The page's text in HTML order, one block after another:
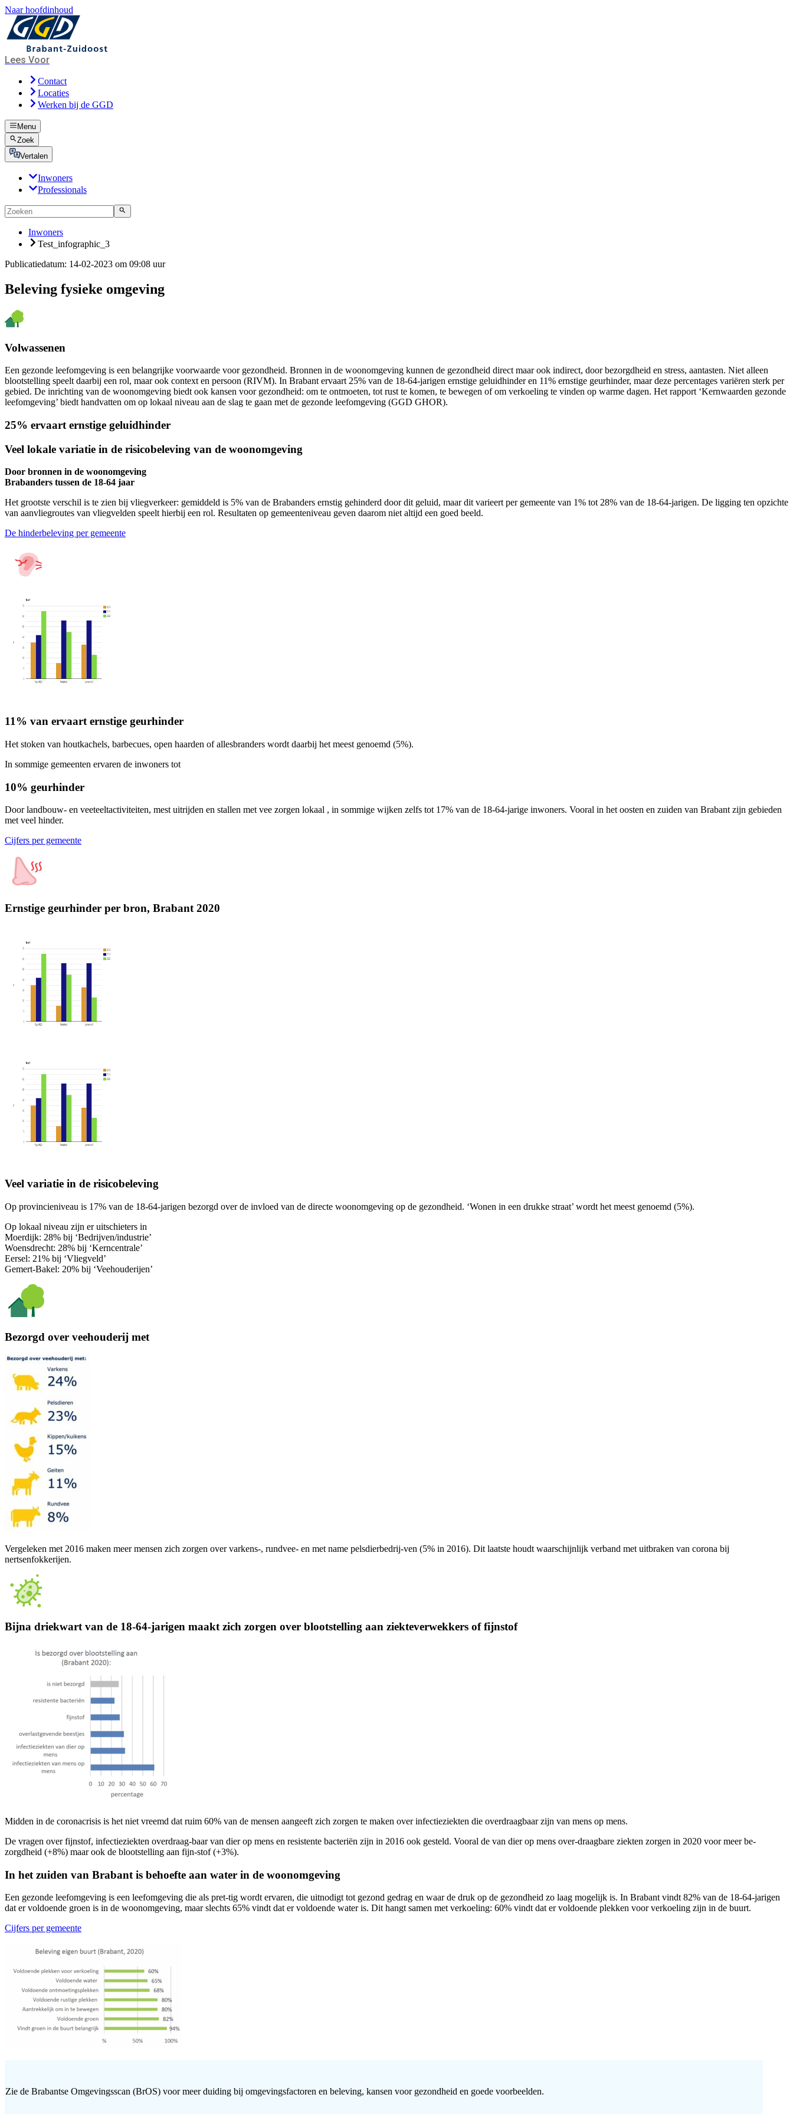
Naar hoofdinhoud
Lees Voor
Contact
Locaties
Werken bij de GGD
Menu
Zoek
Vertalen
Inwoners
Professionals
Inwoners
Test_infographic_3
Publicatiedatum: 14-02-2023 om 09:08 uur
Beleving fysieke omgeving
Volwassenen
Een gezonde leefomgeving is een belangrijke voorwaarde voor gezondheid. Bronnen in de woonomgeving kunnen de gezondheid direct maar ook indirect, door bezorgdheid en stress, aantasten. Niet alleen
blootstelling speelt daarbij een rol, maar ook context en persoon (RIVM). In Brabant ervaart 25% van de 18-64-jarigen ernstige geluidhinder en 11% ernstige geurhinder, maar deze percentages variëren sterk per
gebied. De inrichting van de woonomgeving biedt ook kansen voor gezondheid: om te ontmoeten, tot rust te komen, te bewegen of om verkoeling te vinden op warme dagen. Het rapport ‘Kernwaarden gezonde
leefomgeving’ biedt handvatten om op lokaal niveau aan de slag te gaan met de gezonde leefomgeving (GGD GHOR).
25% ervaart ernstige geluidhinder
Veel lokale variatie in de risicobeleving van de woonomgeving
Door bronnen in de woonomgeving
Brabanders tussen de 18-64 jaar
Het grootste verschil is te zien bij vliegverkeer: gemiddeld is 5% van de Brabanders ernstig gehinderd door dit geluid, maar dit varieert per gemeente van 1% tot 28% van de 18-64-jarigen. De ligging ten opzichte
van aanvliegroutes van vliegvelden speelt hierbij een rol. Resultaten op gemeenteniveau geven daarom niet altijd een goed beeld.
De hinderbeleving per gemeente
11% van ervaart ernstige geurhinder
Het stoken van houtkachels, barbecues, open haarden of allesbranders wordt daarbij het meest genoemd (5%).
In sommige gemeenten ervaren de inwoners tot
10% geurhinder
Door landbouw- en veeteeltactiviteiten, mest uitrijden en stallen met vee zorgen lokaal , in sommige wijken zelfs tot 17% van de 18-64-jarige inwoners. Vooral in het oosten en zuiden van Brabant zijn gebieden
met veel hinder.
Cijfers per gemeente
Ernstige geurhinder per bron, Brabant 2020
Veel variatie in de risicobeleving
Op provincieniveau is 17% van de 18-64-jarigen bezorgd over de invloed van de directe woonomgeving op de gezondheid. ‘Wonen in een drukke straat’ wordt het meest genoemd (5%).
Op lokaal niveau zijn er uitschieters in
Moerdijk: 28% bij ‘Bedrijven/industrie’
Woensdrecht: 28% bij ‘Kerncentrale’
Eersel: 21% bij ‘Vliegveld’
Gemert-Bakel: 20% bij ‘Veehouderijen’
Bezorgd over veehouderij met
Vergeleken met 2016 maken meer mensen zich zorgen over varkens-, rundvee- en met name pelsdierbedrij-ven (5% in 2016). Dit laatste houdt waarschijnlijk verband met uitbraken van corona bij
nertsenfokkerijen.
Bijna driekwart van de 18-64-jarigen maakt zich zorgen over blootstelling aan ziekteverwekkers of fijnstof
Midden in de coronacrisis is het niet vreemd dat ruim 60% van de mensen aangeeft zich zorgen te maken over infectieziekten die overdraagbaar zijn van mens op mens.
De vragen over fijnstof, infectieziekten overdraag-baar van dier op mens en resistente bacteriën zijn in 2016 ook gesteld. Vooral de van dier op mens over-draagbare ziekten zorgen in 2020 voor meer be-
zorgdheid (+8%) maar ook de blootstelling aan fijn-stof (+3%).
In het zuiden van Brabant is behoefte aan water in de woonomgeving
Een gezonde leefomgeving is een leefomgeving die als pret-tig wordt ervaren, die uitnodigt tot gezond gedrag en waar de druk op de gezondheid zo laag mogelijk is. In Brabant vindt 82% van de 18-64-jarigen
dat er voldoende groen is in de woonomgeving, maar slechts 65% vindt dat er voldoende water is. Dit hangt samen met verkoeling: 60% vindt dat er voldoende plekken voor verkoeling zijn in de buurt.
Cijfers per gemeente
Zie de Brabantse Omgevingsscan (BrOS) voor meer duiding bij omgevingsfactoren en beleving, kansen voor gezondheid en goede voorbeelden.